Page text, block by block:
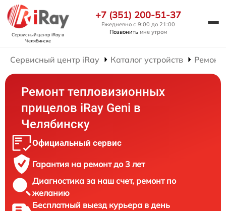
Сервисный центр iRayв
Челябинске
+7 (351) 200-51-37
Ежедневно с 9:00 до 21:00
Позвонить мне утром
Сервисный центр iRay Каталог устройств Ремонт
Ремонт тепловизионных
прицелов iRay Geni в
Челябинску
Официальный сервис
Гарантия на ремонт до 3 лет
Диагностика за наш счет, ремонт по
желанию
Бесплатный выезд курьера в день